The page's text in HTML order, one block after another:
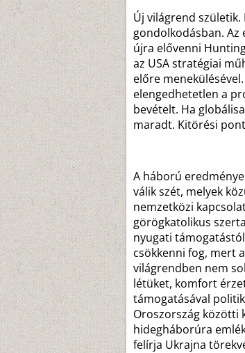
Új világrend
gondolkodásban.
újra elővenni
az USA stratégiai
előre
elengedhetetlen a
bevételt. Ha
maradt. Kitörési
A háború
válik szét, melyek
nemzetközi
görögkatolikus
nyugati
csökkenni fog, mert
világrendben nem
létüket, komfort
támogatásával
Oroszország közötti
hidegháborúra
felírja Ukrajna